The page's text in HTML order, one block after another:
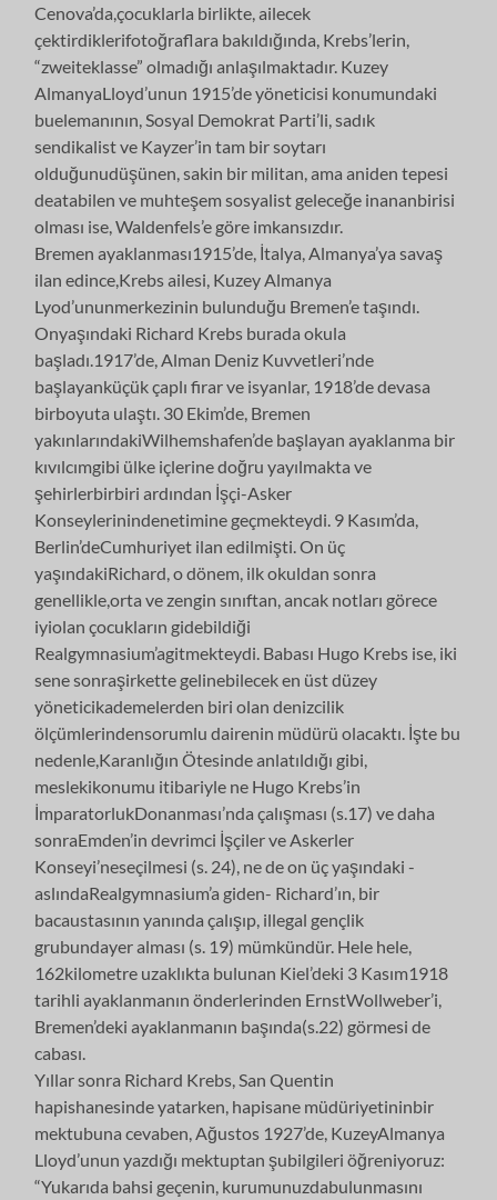
Cenova’da,çocuklarla birlikte, ailecek
çektirdiklerifotoğraflara bakıldığında, Krebs’lerin,
“zweiteklasse” olmadığı anlaşılmaktadır. Kuzey
AlmanyaLloyd’unun 1915’de yöneticisi konumundaki
buelemanının, Sosyal Demokrat Parti’li, sadık
sendikalist ve Kayzer’in tam bir soytarı
olduğunudüşünen, sakin bir militan, ama aniden tepesi
deatabilen ve muhteşem sosyalist geleceğe inananbirisi
olması ise, Waldenfels’e göre imkansızdır.
Bremen ayaklanması1915’de, İtalya, Almanya’ya savaş
ilan edince,Krebs ailesi, Kuzey Almanya
Lyod’ununmerkezinin bulunduğu Bremen’e taşındı.
Onyaşındaki Richard Krebs burada okula
başladı.1917’de, Alman Deniz Kuvvetleri’nde
başlayanküçük çaplı firar ve isyanlar, 1918’de devasa
birboyuta ulaştı. 30 Ekim’de, Bremen
yakınlarındakiWilhemshafen’de başlayan ayaklanma bir
kıvılcımgibi ülke içlerine doğru yayılmakta ve
şehirlerbirbiri ardından İşçi-Asker
Konseylerinindenetimine geçmekteydi. 9 Kasım’da,
Berlin’deCumhuriyet ilan edilmişti. On üç
yaşındakiRichard, o dönem, ilk okuldan sonra
genellikle,orta ve zengin sınıftan, ancak notları görece
iyiolan çocukların gidebildiği
Realgymnasium’agitmekteydi. Babası Hugo Krebs ise, iki
sene sonraşirkette gelinebilecek en üst düzey
yöneticikademelerden biri olan denizcilik
ölçümlerindensorumlu dairenin müdürü olacaktı. İşte bu
nedenle,Karanlığın Ötesinde anlatıldığı gibi,
meslekikonumu itibariyle ne Hugo Krebs’in
İmparatorlukDonanması’nda çalışması (s.17) ve daha
sonraEmden’in devrimci İşçiler ve Askerler
Konseyi’neseçilmesi (s. 24), ne de on üç yaşındaki -
aslındaRealgymnasium’a giden- Richard’ın, bir
bacaustasının yanında çalışıp, illegal gençlik
grubundayer alması (s. 19) mümkündür. Hele hele,
162kilometre uzaklıkta bulunan Kiel’deki 3 Kasım1918
tarihli ayaklanmanın önderlerinden ErnstWollweber’i,
Bremen’deki ayaklanmanın başında(s.22) görmesi de
cabası.
Yıllar sonra Richard Krebs, San Quentin
hapishanesinde yatarken, hapisane müdüriyetininbir
mektubuna cevaben, Ağustos 1927’de, KuzeyAlmanya
Lloyd’unun yazdığı mektuptan şubilgileri öğreniyoruz:
“Yukarıda bahsi geçenin, kurumunuzdabulunmasını